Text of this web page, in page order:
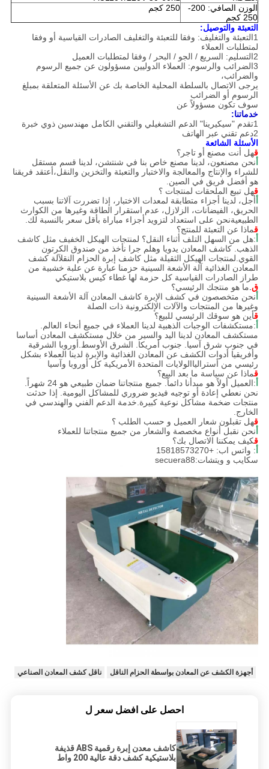
الوزن الصافي: 200-
250 كجم
250 كجم
التعبئة والتوصيل:
1التعبئة والتغليف: وفقا للتعبئة والتغليف الصادرات القياسية أو وفقا
لمتطلبات العملاء
2التسليم: السريع / الجو / البحر / وفقا لمتطلبات العميل
3الضرائب والرسوم: العملاء الدوليين مسؤولون عن جميع الرسوم
والضرائب،
يرجى الاتصال بالسلطة المحلية الخاصة بك عن الأسئلة المتعلقة بمبلغ
الرسوم أو الضرائب
سوف تكون مسؤولاً عن
خدماتنا:
1تقدم "سيكيرينا" الدعم التشغيلي والتقني الكامل
مهندسين ذوي خبرة
2دعم تقني عبر الهاتف
الأسئلة الشائعة
قهل أنت مصنع أو تاجر؟
نحن مصنعون، لدينا مصنع خاص بنا في شنتشن، لدينا قسم مستقل
للشراء والإنتاج والمعالجة والاختبار والتعبئة والتخزين والنقل،أعتقد فريقنا
هو أفضل فريق في الصين.
قهل تبيع الملحقات لمنتجات ؟
أجل، لدينا أجزاء متطابقة لمعدات الاختبار، إذا تضررت آلاتنا بسبب
الحريق، الفيضانات، الزلازل، عدم استقرار الطاقة وغيرها من الكوارث
الطبيعيةنحن على استعداد لتزويد أجزاء مباراة بأقل سعر بالنسبة لك.
قماذا عن التعبئة للمنتج؟
:هل من السهل التلف أثناء النقل؟ لمنتجات الهيكل الخفيف مثل كاشف
الذهب. كاشف المعادن يدويا وهلم جرا نأخذ من صندوق الكرتون
القوي.لمنتجات الهيكل الثقيلة مثل كاشف إبرة الحزام النقلآلة كشف
المعادن الغذائية آلة الأشعة السينية حزمنا عبارة عن علبة خشبية من
طراز الصادرات القياسية كل حزمة لها غطاء كيس بلاستيكي
ق.ما هو منتجك الرئيسي؟
نحن متخصصون في كشف الإبرة كاشف المعادن آلة الأشعة السينية
وغيرها من المنتجات والآلات الإلكترونية ذات الصلة
قأين هو سوقك الرئيسي للبيع؟
:مستكشفات الوجبات الذهبية لدينا العملاء في جميع أنحاء العالم.
مستكشف المعادن لدينا اليد والسير من خلال مستكشف المعادن أساسا
في جنوب شرق آسيا. جنوب أمريكا. الشرق الأوسط.أوروبا الشرقية
وأفريقيا أدوات الكشف عن المعادن الغذائية والإبرة لدينا العملاء بشكل
رئيسي من أسترالياالولايات المتحدة الأمريكية كل أوروبا وآسيا
قماذا عن سياسة ما بعد البيع؟
:العميل أولاً هو مبدأنا دائماً. جميع منتجاتنا ضمان طبيعي هو 24 شهراً.
نحن نعطي إعادة أو توجيه فيديو ضروري للمشاكل اليومية. إذا حدثت
منتجات ضخمة مشاكل نوعية كبيرة.خدمة الدعم الفني والهندسي في
الخارج.
قهل تقبلون شعار العميل و حسب الطلب ؟
نحن نقبل أنواع مخصصة والشعار من جميع منتجاتنا للعملاء
قكيف يمكننا الاتصال بك؟
: واتس اب: +15818573270
سكايب و ويتشات:secuera88
أجهزة الكشف عن المعادن بواسطة الحزام الناقل ناقل كشف المعادن الصناعي
احصل على افضل سعر ل
كاشف معدن إبرة رقمية ABS قذيفة
بلاستيكية كشف دقة عالية 200 واط